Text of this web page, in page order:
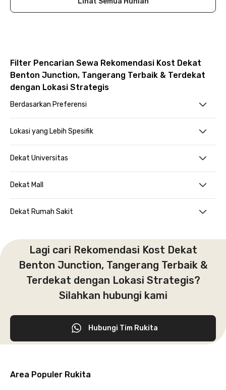
Filter Pencarian Sewa Rekomendasi Kost Dekat
Benton Junction, Tangerang Terbaik & Terdekat
dengan Lokasi Strategis
Berdasarkan Preferensi
Lokasi yang Lebih Spesifik
Dekat Universitas
Dekat Mall
Dekat Rumah Sakit
Lagi cari Rekomendasi Kost Dekat
Benton Junction, Tangerang Terbaik &
Terdekat dengan Lokasi Strategis?
Silahkan hubungi kami
Hubungi Tim Rukita
Area Populer Rukita